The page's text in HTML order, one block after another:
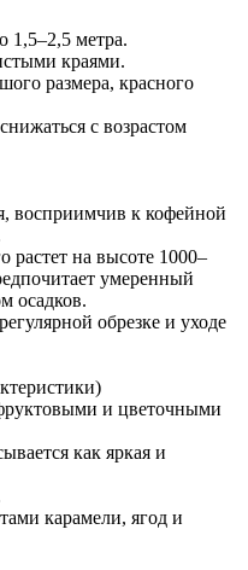
1,5–2,5 метра.
краями.
размера, красного
с возрастом
восприимчив к кофейной
растет на высоте 1000–
умеренный
осадков.
обрезке и уходе
и цветочными
как яркая и
карамели, ягод и